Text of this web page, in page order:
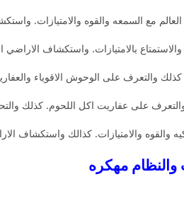
مع السمعه والقوه والامتيازات.
على عفاريت اكل اللحوم. كذلك
والقوه والامتيازات. كذالك واستكشاف
والنظام مهكره